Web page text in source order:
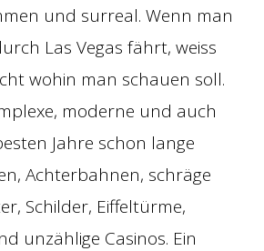
und surreal. Wenn man
Las Vegas fährt, weiss
wohin man schauen soll.
moderne und auch
Jahre schon lange
Achterbahnen, schräge
Schilder, Eiffeltürme,
unzählige Casinos. Ein